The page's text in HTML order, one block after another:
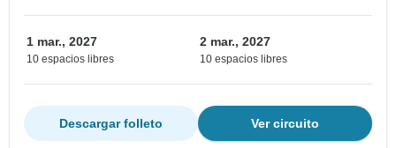
1 mar., 2027
10 espacios libres
2 mar., 2027
10 espacios libres
Ver circuito
Descargar folleto